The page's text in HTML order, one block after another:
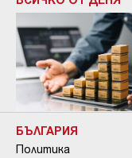
БЪЛГАРИЯ
Политика